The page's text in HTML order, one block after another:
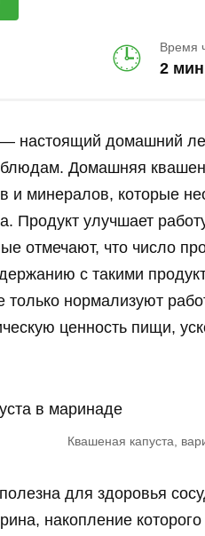
Время
2
настоящий домашний
Домашняя
и минералов, которые
Продукт улучшает
отмечают, что число
с такими
только нормализуют
ценность пищи,
Квашеная капуста,
для здоровья
накопление